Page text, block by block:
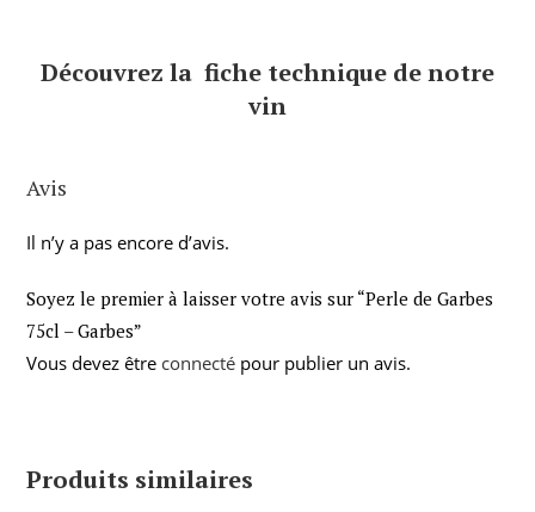
Découvrez la fiche technique de notre
vin
Avis
Il n’y a pas encore d’avis.
Soyez le premier à laisser votre avis sur “Perle de Garbes
75cl – Garbes”
Vous devez être connecté pour publier un avis.
Produits similaires